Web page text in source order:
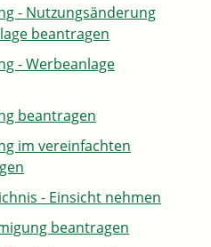
- Nutzungsänderung
beantragen
- Werbeanlage
beantragen
im vereinfachten
- Einsicht nehmen
beantragen